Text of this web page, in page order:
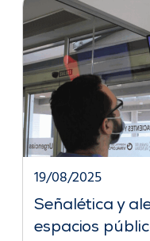
Señalética y
espacios
19/08/2025